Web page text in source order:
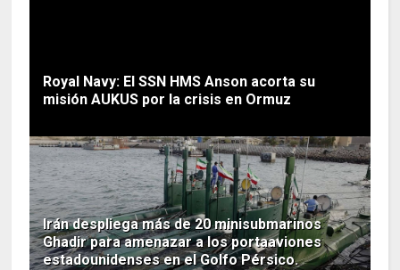
Royal Navy: El SSN HMS Anson acorta su
misión AUKUS por la crisis en Ormuz
Irán despliega más de 20 minisubmarinos
Ghadir para amenazar a los portaaviones
estadounidenses en el Golfo Pérsico.